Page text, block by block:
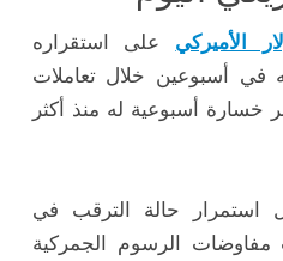
الأميركي على استقراره
في أسبوعين خلال تعاملات
خسارة أسبوعية له منذ أكثر
استمرار حالة الترقب في
مفاوضات الرسوم الجمركية